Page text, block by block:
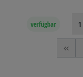
verfügbar
<<